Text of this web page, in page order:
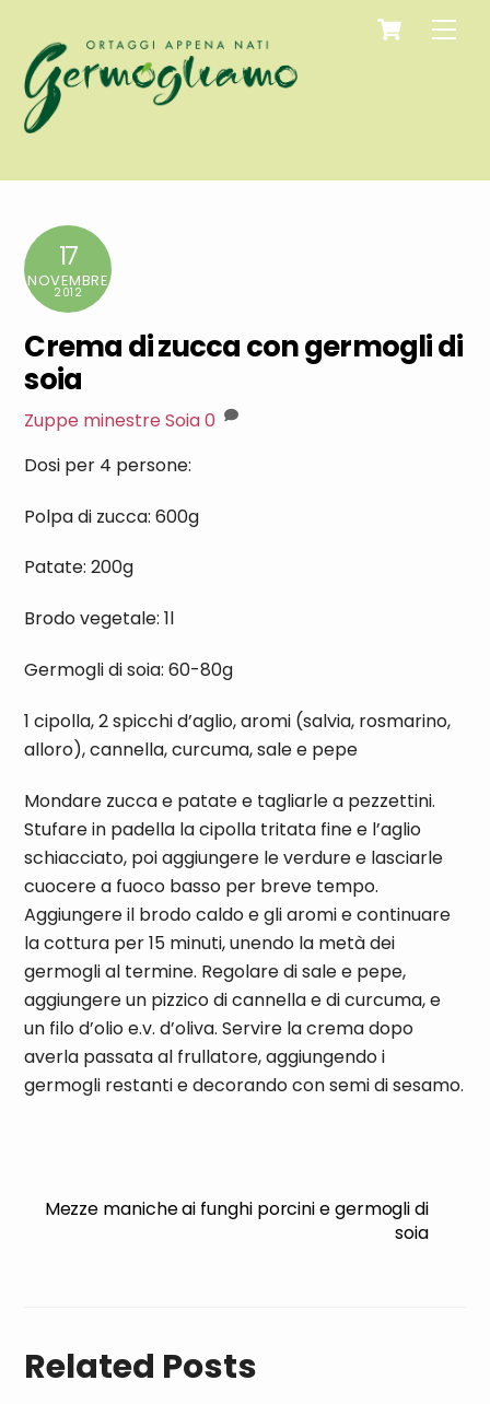
content
Cart
17
NOVEMBRE
2012
Crema di zucca con germogli di
soia
Zuppe minestreSoia0
Dosi per 4 persone:
Polpa di zucca: 600g
Patate: 200g
Brodo vegetale: 1l
Germogli di soia: 60-80g
1 cipolla, 2 spicchi d’aglio, aromi (salvia, rosmarino,
alloro), cannella, curcuma, sale e pepe
Mondare zucca e patate e tagliarle a pezzettini.
Stufare in padella la cipolla tritata fine e l’aglio
schiacciato, poi aggiungere le verdure e lasciarle
cuocere a fuoco basso per breve tempo.
Aggiungere il brodo caldo e gli aromi e continuare
la cottura per 15 minuti, unendo la metà dei
germogli al termine. Regolare di sale e pepe,
aggiungere un pizzico di cannella e di curcuma, e
un filo d’olio e.v. d’oliva. Servire la crema dopo
averla passata al frullatore, aggiungendo i
germogli restanti e decorando con semi di sesamo.
Mezze maniche ai funghi porcini e germogli di
soia
Related Posts